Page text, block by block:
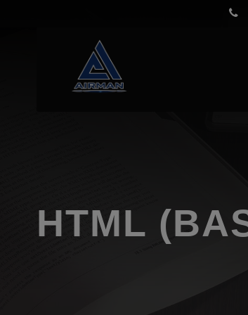
HTML